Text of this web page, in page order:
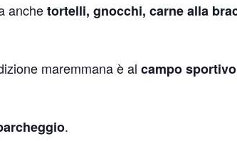
anchetortelli, gnocchi, carne alla
maremmana è al campo
.